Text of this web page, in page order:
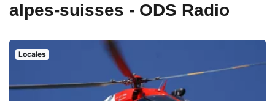
alpes-suisses - ODS Radio
Locales